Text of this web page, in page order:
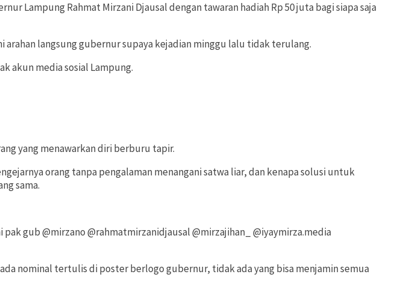
Lampung Rahmat Mirzani Djausal dengan tawaran hadiah Rp 50 juta bagi siapa saja
langsung gubernur supaya kejadian minggu lalu tidak terulang.
akun media sosial Lampung.
yang menawarkan diri berburu tapir.
orang tanpa pengalaman menangani satwa liar, dan kenapa solusi untuk
sama.
gub @mirzano @rahmatmirzanidjausal @mirzajihan_ @iyaymirza.media
nominal tertulis di poster berlogo gubernur, tidak ada yang bisa menjamin semua